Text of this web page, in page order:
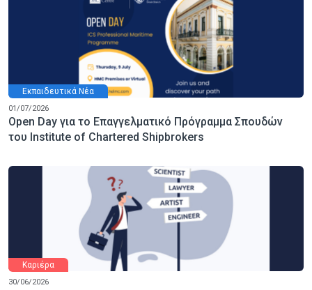
Εκπαιδευτικά Νέα
01/07/2026
Open Day για το Επαγγελματικό Πρόγραμμα Σπουδών
του Institute of Chartered Shipbrokers
Καριέρα
30/06/2026